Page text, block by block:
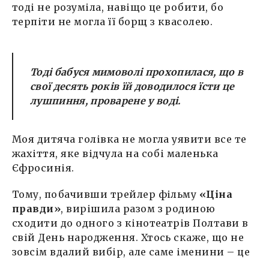
тоді не розуміла, навіщо це робити, бо
терпіти не могла її борщ з квасолею.
Тоді бабуся мимоволі прохопилася, що в
свої десять років їй доводилося їсти це
лушпиння, проварене у воді.
Моя дитяча голівка не могла уявити все те
жахіття, яке відчула на собі маленька
Єфросинія.
Тому, побачивши трейлер фільму «Ціна
правди», вирішила разом з родиною
сходити до одного з кінотеатрів Полтави в
свій День народження. Хтось скаже, що не
зовсім вдалий вибір, але саме іменини – це